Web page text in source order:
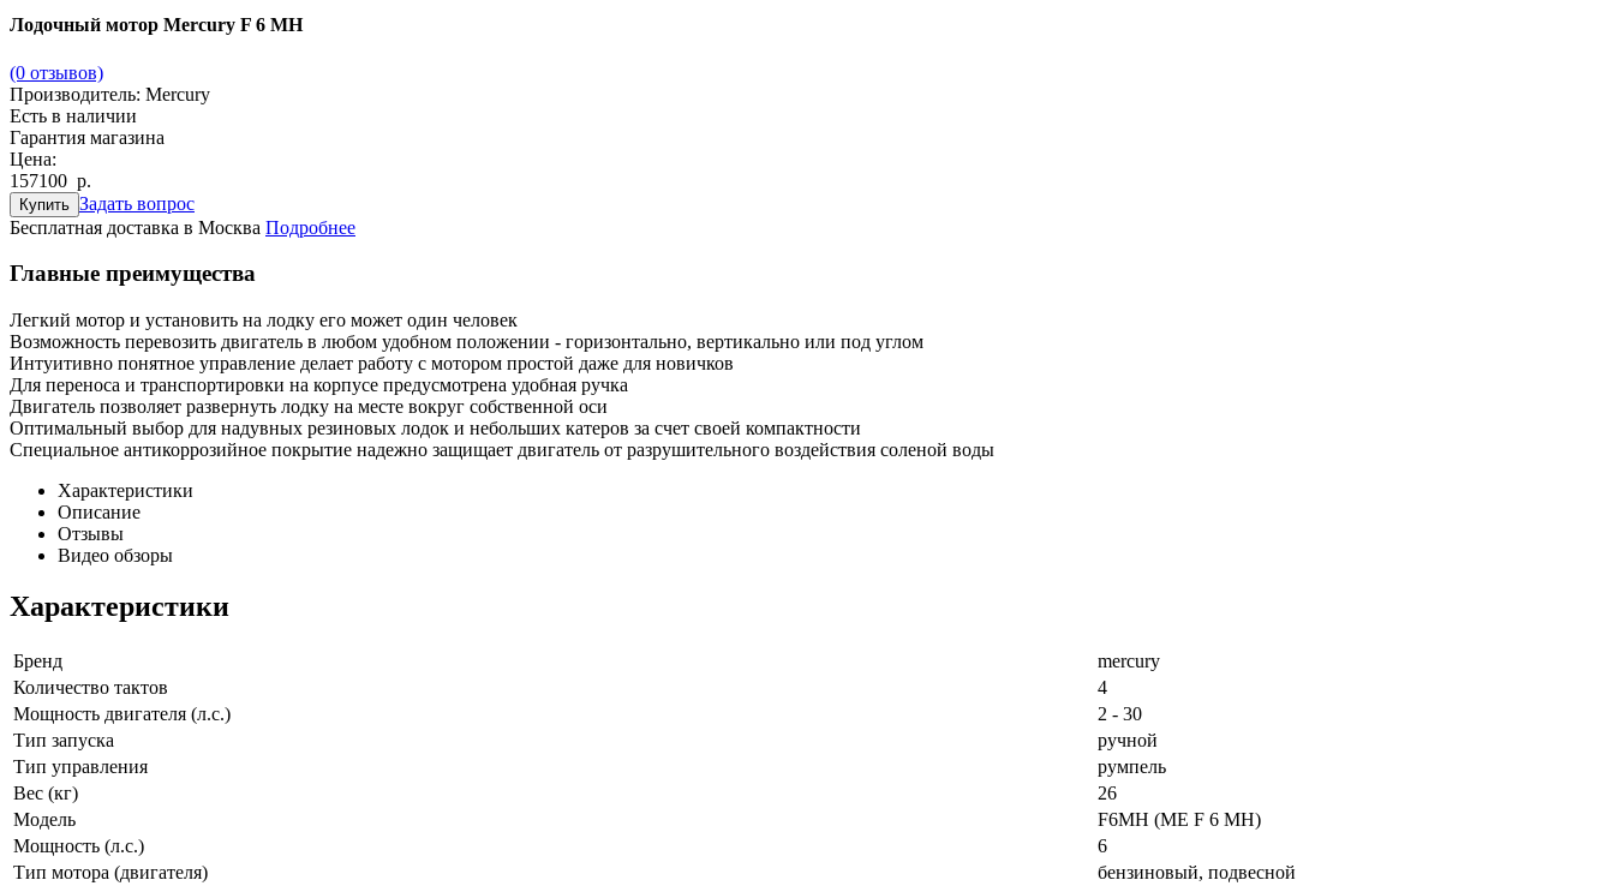
Лодочный мотор Mercury F 6 MH
(0 отзывов)
Производитель: Mercury
Есть в наличии
Гарантия магазина
Цена:
157100 р.
Купить Задать вопрос
Бесплатная доставка в Москва Подробнее
Главные преимущества
Легкий мотор и установить на лодку его может один человек
Возможность перевозить двигатель в любом удобном положении - горизонтально, вертикально или под углом
Интуитивно понятное управление делает работу с мотором простой даже для новичков
Для переноса и транспортировки на корпусе предусмотрена удобная ручка
Двигатель позволяет развернуть лодку на месте вокруг собственной оси
Оптимальный выбор для надувных резиновых лодок и небольших катеров за счет своей компактности
Специальное антикоррозийное покрытие надежно защищает двигатель от разрушительного воздействия соленой воды
Характеристики
Описание
Отзывы
Видео обзоры
Характеристики
Бренд
mercury
Количество тактов
4
Мощность двигателя (л.с.)
2 - 30
Тип запуска
ручной
Тип управления
румпель
Вес (кг)
26
Модель
F6MH (ME F 6 MH)
Мощность (л.с.)
6
Тип мотора (двигателя)
бензиновый, подвесной